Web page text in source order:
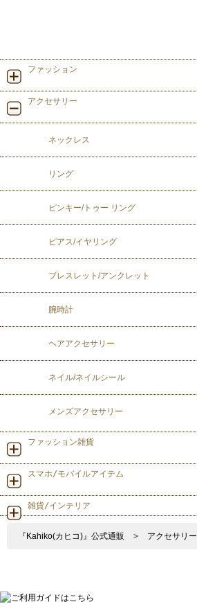
ファッション
アクセサリー
ネックレス
リング
ピンキー/トゥー リング
ピアス/イヤリング
ブレスレット/アンクレット
腕時計
ヘアアクセサリー
ネイル/ネイルシール
メンズアクセサリー
ファッション雑貨
スマホ/モバイルアイテム
雑貨/インテリア
『Kahiko(カヒコ)』公式通販 > アクセサリー